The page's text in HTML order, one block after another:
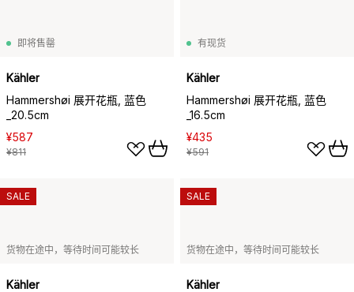
即将售罄
Kähler
Hammershøi 展开花瓶, 蓝色
_20.5cm
¥587
¥811
有现货
Kähler
Hammershøi 展开花瓶, 蓝色
_16.5cm
¥435
¥591
货物在途中，等待时间可能较长
Kähler
SALE
货物在途中，等待时间可能较长
Kähler
SALE